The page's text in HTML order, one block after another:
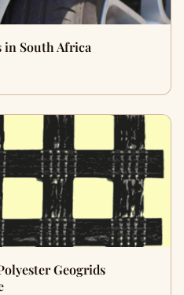
in South Africa
Geogrids